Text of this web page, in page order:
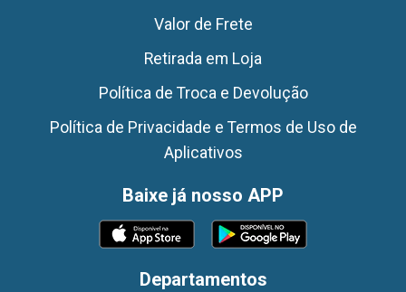
Valor de Frete
Retirada em Loja
Política de Troca e Devolução
Política de Privacidade e Termos de Uso de
Aplicativos
Baixe já nosso APP
Departamentos